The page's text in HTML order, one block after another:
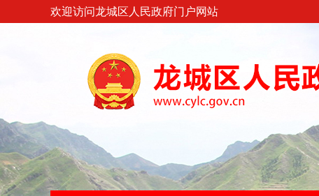
欢迎访问龙城区人民政府门户网站